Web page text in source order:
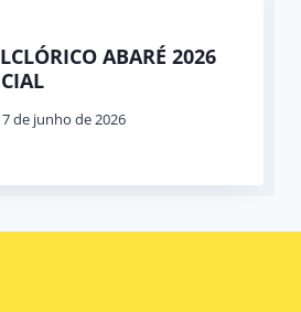
ABARÉ 2026
de junho de 2026